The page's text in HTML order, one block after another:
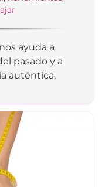
ayuda a
pasado y a
auténtica.